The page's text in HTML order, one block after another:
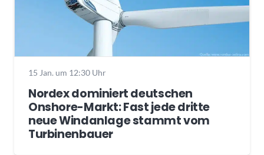
15 Jan. um 12:30 Uhr
Nordex dominiert deutschen
Onshore-Markt: Fast jede dritte
neue Windanlage stammt vom
Turbinenbauer